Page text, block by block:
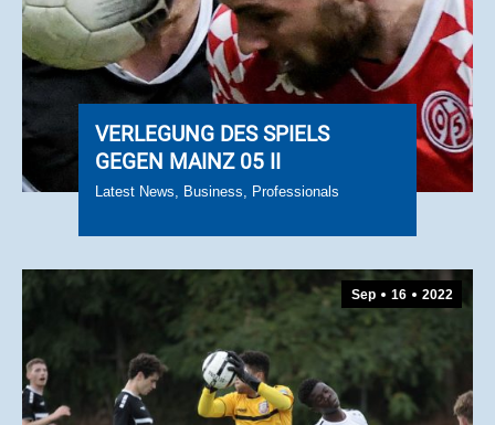
VERLEGUNG DES SPIELS
GEGEN MAINZ 05 II
Latest News, Business, Professionals
Sep 16 2022